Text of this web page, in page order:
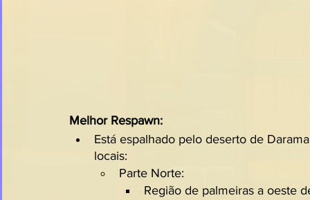
Melhor Respawn:
Está espalhado pelo deserto de
locais:
Parte Norte:
Região de palmeiras a oeste